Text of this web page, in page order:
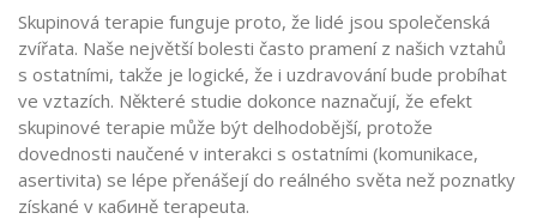
Skupinová terapie funguje proto, že lidé jsou společenská
zvířata. Naše největší bolesti často pramení z našich vztahů
s ostatními, takže je logické, že i uzdravování bude probíhat
ve vztazích. Některé studie dokonce naznačují, že efekt
skupinové terapie může být delhodobější, protože
dovednosti naučené v interakci s ostatními (komunikace,
asertivita) se lépe přenášejí do reálného světa než poznatky
získané v кабинě terapeuta.